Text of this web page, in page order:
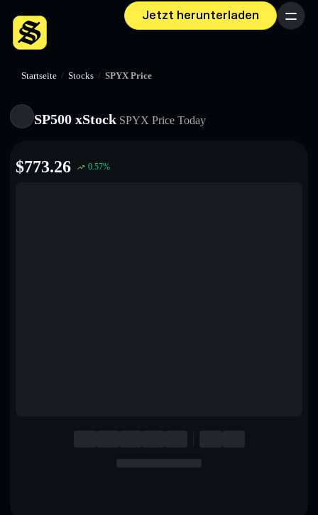
Jetzt herunterladen Menü
Startseite / Stocks / SPYX Price
SP500 xStock SPYX Price Today
$773.26 0.57%